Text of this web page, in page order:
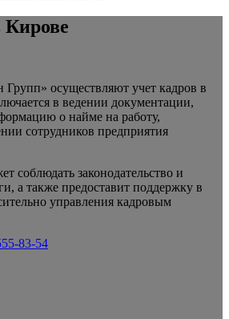
Кирове
осуществляют учет кадров в
в ведении документации,
о найме на работу,
сотрудников предприятия
соблюдать законодательство и
а также предоставит поддержку в
управления кадровым
83-54